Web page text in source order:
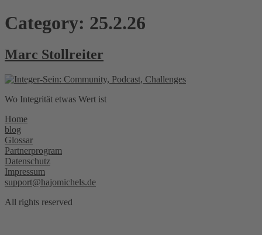
Skip
to
Category: 25.2.26
Marc Stollreiter
Wo Integrität etwas Wert ist
Home
blog
Glossar
Partnerprogram
Datenschutz
Impressum
support@hajomichels.de
All rights reserved